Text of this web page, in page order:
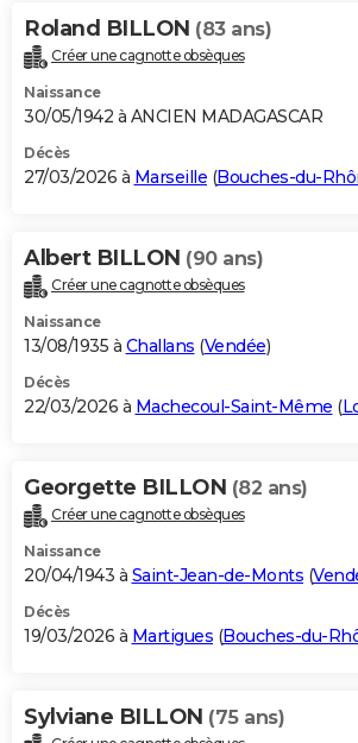
Roland BILLON (83 ans)
Créer une cagnotte obsèques
Naissance
30/05/1942 à ANCIEN MADAGASCAR
Décès
27/03/2026 à Marseille (Bouches-du-
Albert BILLON (90 ans)
Créer une cagnotte obsèques
Naissance
13/08/1935 à Challans (Vendée)
Décès
22/03/2026 à Machecoul-Saint-Même (
Georgette BILLON (82 ans)
Créer une cagnotte obsèques
Naissance
20/04/1943 à Saint-Jean-de-Monts (
Décès
19/03/2026 à Martigues (Bouches-du-
Sylviane BILLON (75 ans)